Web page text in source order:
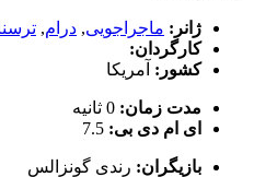
ژانر: ماجراجویی, درام,
کارگردان:
کشور: آمریکا
مدت زمان: 0 ثانیه
ای ام دی بی: 7.5
بازیگران: رندی گونزالس